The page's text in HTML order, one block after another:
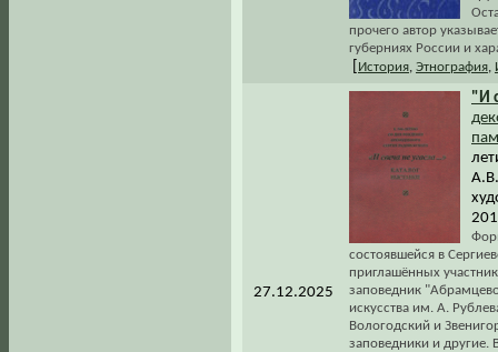
прочего автор
губерниях России и
История Этнография
27.12.2025
"И
состоявшейся в
приглашённых
заповедник
искусства им. А.
Вологодский и
заповедники и другие.